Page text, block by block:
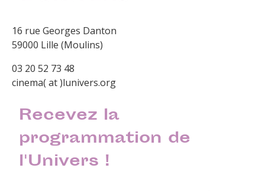
16 rue Georges Danton
59000 Lille (Moulins)
03 20 52 73 48
cinema( at )lunivers.org
Recevez la
programmation de
l'Univers !